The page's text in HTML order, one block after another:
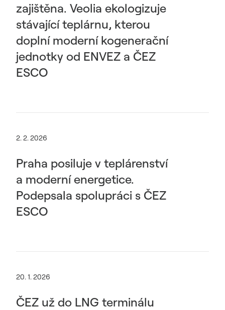
zajištěna. Veolia ekologizuje
stávající teplárnu, kterou
doplní moderní kogenerační
jednotky od ENVEZ a ČEZ
ESCO
2. 2. 2026
Praha posiluje v teplárenství
a moderní energetice.
Podepsala spolupráci s ČEZ
ESCO
20. 1. 2026
ČEZ už do LNG terminálu